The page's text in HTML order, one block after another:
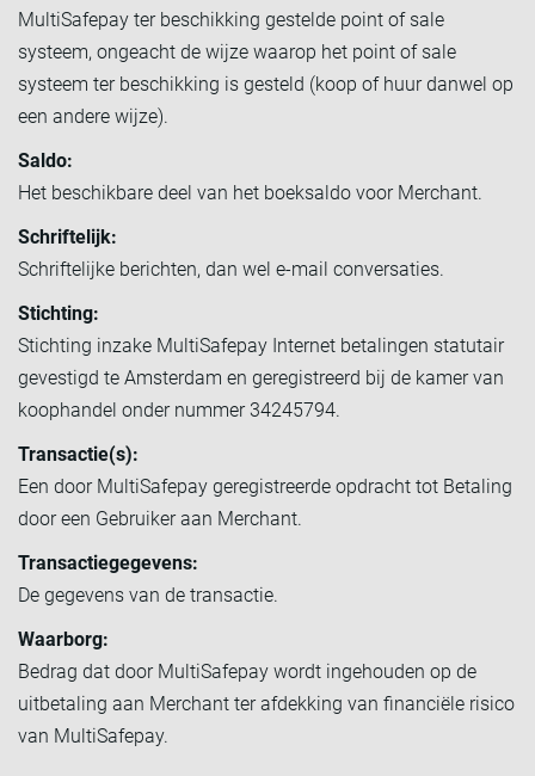
MultiSafepay ter beschikking gestelde point of sale
systeem, ongeacht de wijze waarop het point of sale
systeem ter beschikking is gesteld (koop of huur danwel op
een andere wijze).
Saldo:
Het beschikbare deel van het boeksaldo voor Merchant.
Schriftelijk:
Schriftelijke berichten, dan wel e-mail conversaties.
Stichting:
Stichting inzake MultiSafepay Internet betalingen statutair
gevestigd te Amsterdam en geregistreerd bij de kamer van
koophandel onder nummer 34245794.
Transactie(s):
Een door MultiSafepay geregistreerde opdracht tot Betaling
door een Gebruiker aan Merchant.
Transactiegegevens:
De gegevens van de transactie.
Waarborg:
Bedrag dat door MultiSafepay wordt ingehouden op de
uitbetaling aan Merchant ter afdekking van financiële risico
van MultiSafepay.